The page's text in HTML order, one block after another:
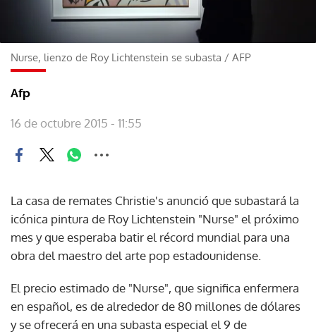
Nurse, lienzo de Roy Lichtenstein se subasta / AFP
Afp
16 de octubre 2015 - 11:55
La casa de remates Christie's anunció que subastará la
icónica pintura de Roy Lichtenstein "Nurse" el próximo
mes y que esperaba batir el récord mundial para una
obra del maestro del arte pop estadounidense.
El precio estimado de "Nurse", que significa enfermera
en español, es de alrededor de 80 millones de dólares
y se ofrecerá en una subasta especial el 9 de